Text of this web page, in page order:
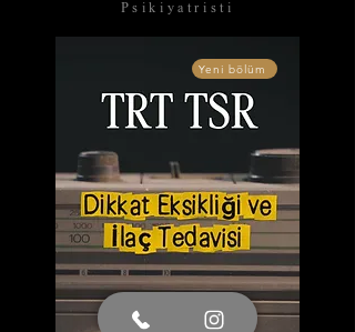
Psikiyatristi
Yeni bölüm